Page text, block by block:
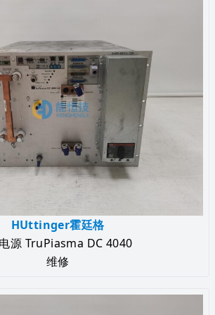
HUttinger霍廷格
源 TruPiasma DC 4040
维修